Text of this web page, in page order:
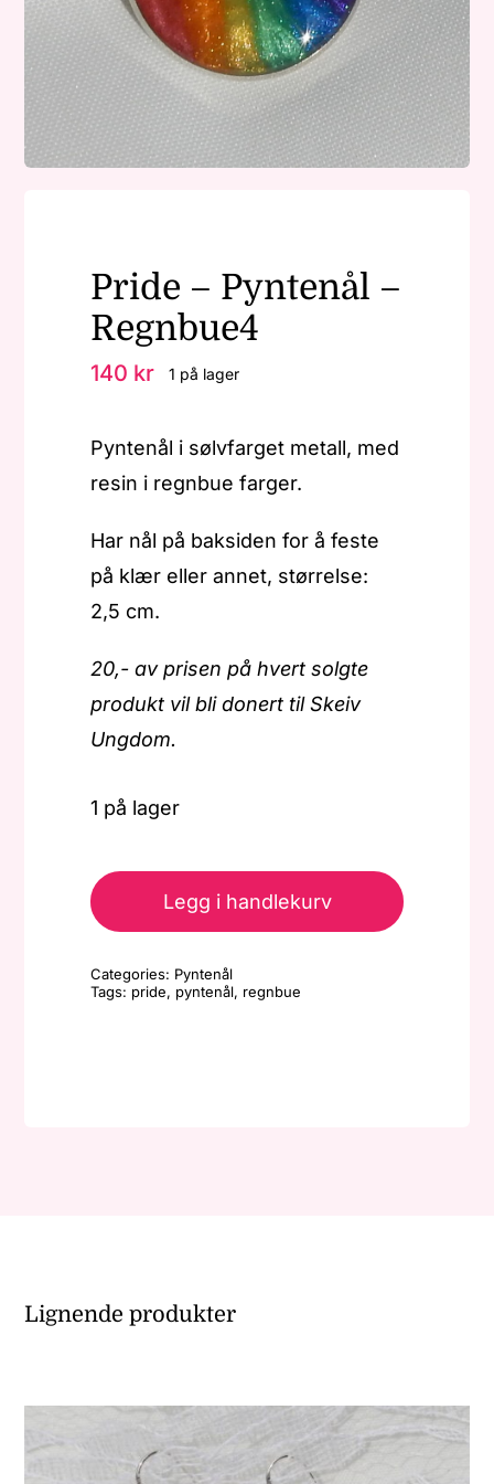
Nøkkelringer
Julepynt
Pride – Pyntenål –
Regnbue4
140 kr 1 på lager
Pyntenål i sølvfarget metall, med
resin i regnbue farger.
Har nål på baksiden for å feste
på klær eller annet, størrelse:
2,5 cm.
20,- av prisen på hvert solgte
produkt vil bli donert til Skeiv
Ungdom.
1 på lager
-
Regnbue4
Legg i handlekurv
Categories: Pyntenål
Tags: pride, pyntenål, regnbue
Lignende produkter